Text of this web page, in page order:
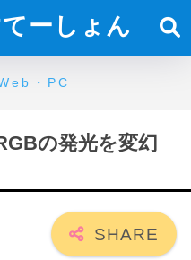
ーしょん
・PC
の発光を変幻